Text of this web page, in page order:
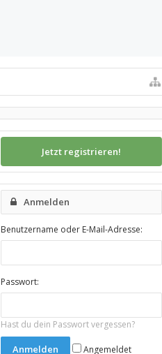
Jetzt registrieren!
Anmelden
Benutzername oder E-Mail-Adresse:
Passwort:
Hast du dein Passwort vergessen?
Angemeldet